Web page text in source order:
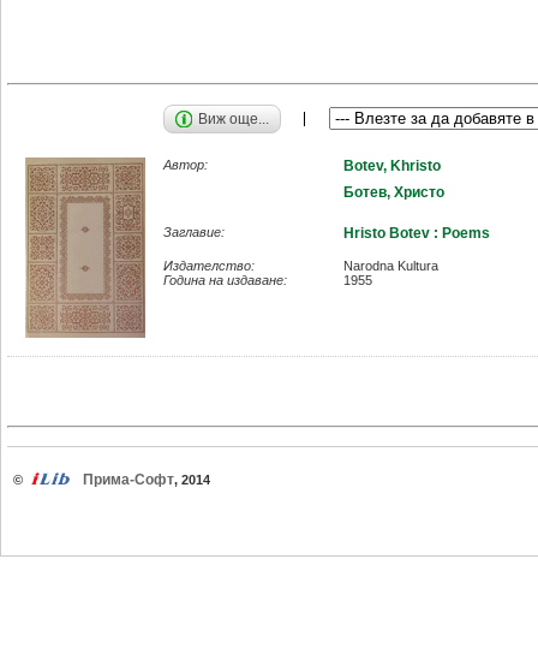
Виж още...
Автор:
Botev, Khristo
Ботев, Христо
Заглавие: Hristo Botev : Poems
Издателство:
Narodna Kultura
Година на издаване:
1955
© Прима-Софт, 2014